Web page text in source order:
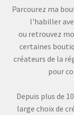
Parcourez ma
l'habiller
ou retrouvez
certaines
créateurs de la
pour
Depuis plus de
large choix de